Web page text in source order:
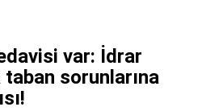
var: İdrar
sorunlarına